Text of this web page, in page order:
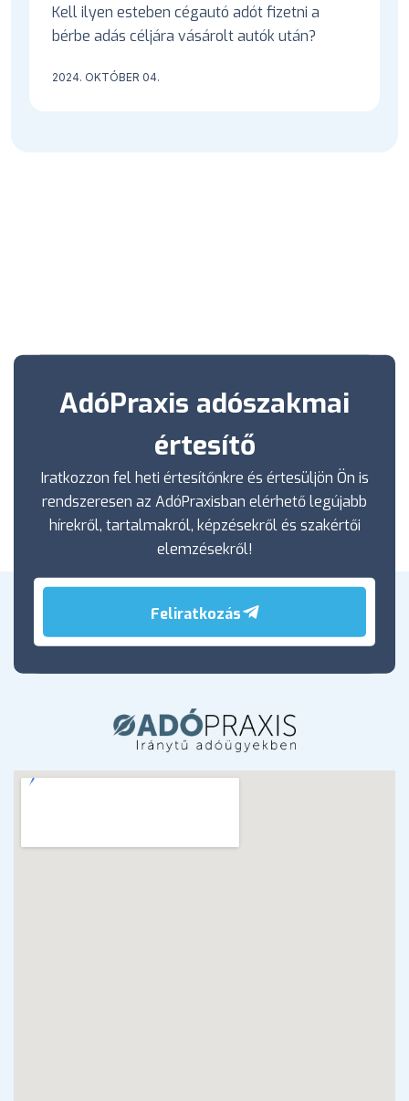
Kell ilyen esteben cégautó adót fizetni a
bérbe adás céljára vásárolt autók után?
2024. OKTÓBER 04.
AdóPraxis adószakmai
értesítő
Iratkozzon fel heti értesítőnkre és értesüljön Ön is
rendszeresen az AdóPraxisban elérhető legújabb
hírekről, tartalmakról, képzésekről és szakértői
elemzésekről!
Feliratkozás